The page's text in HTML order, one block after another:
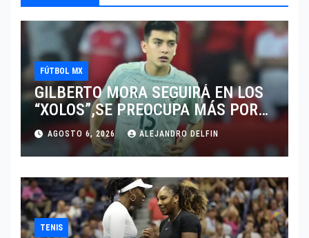
FÚTBOL MX
GILBERTO MORA SEGUIRÁ EN LOS
“XOLOS”,SE PREOCUPA MÁS POR
JUGAR EN SU EQUIPO.
AGOSTO 6, 2026 ALEJANDRO DELFIN
TENIS